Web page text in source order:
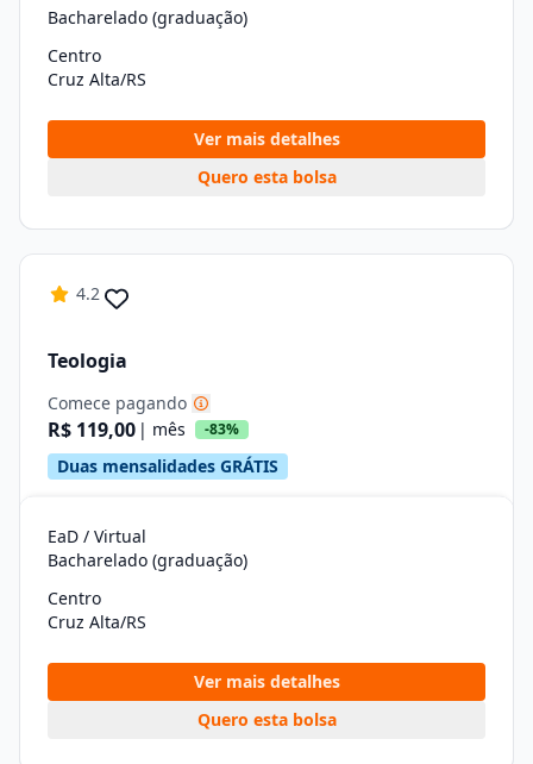
Bacharelado (graduação)
Centro
Cruz Alta/RS
Ver mais detalhes
Quero esta bolsa
4.2
Teologia
Comece pagando
R$ 119,00 | mês -83%
Duas mensalidades GRÁTIS
EaD / Virtual
Bacharelado (graduação)
Centro
Cruz Alta/RS
Ver mais detalhes
Quero esta bolsa